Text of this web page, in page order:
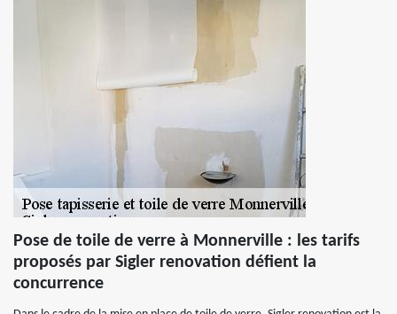
Pose de toile de verre à Monnerville : les tarifs
proposés par Sigler renovation défient la
concurrence